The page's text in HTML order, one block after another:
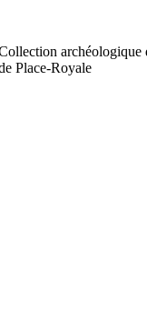
archéologique
Place-Royale